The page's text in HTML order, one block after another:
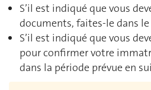
S’il est indiqué que vous
documents, faites-le dans
S’il est indiqué que vous
pour confirmer votre
dans la période prévue en